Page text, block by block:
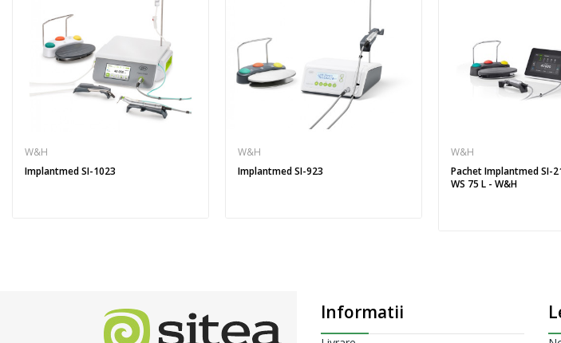
W&H
Implantmed SI-1023
W&H
Implantmed SI-923
W&H
Pachet Implantmed SI-
WS 75 L - W&H
Informatii